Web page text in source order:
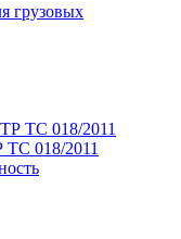
грузовых
018/2011